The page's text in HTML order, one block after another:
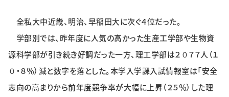
学生社会
特集・企画
イベント
全私大中近畿、明治、早稲田大に次ぐ４位だった。
学部別では、昨年度に人気の高かった生産工学部や生物資
源科学部が引き続き好調だった一方、理工学部は２０７７人（１
０・８％）減と数字を落とした。本学入学課入試情報室は「安全
志向の高まりから前年度競争率が大幅に上昇（２５％）した理